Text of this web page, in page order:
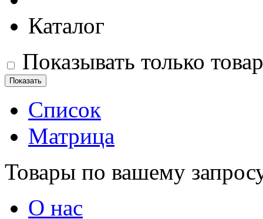
Каталог
Показывать только
Список
Матрица
Товары по вашему
О нас